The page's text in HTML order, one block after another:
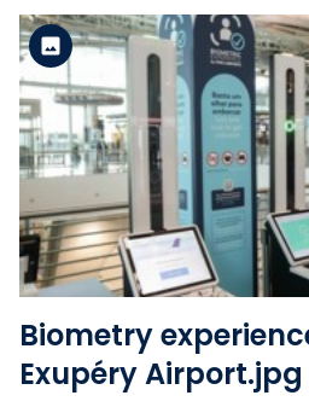
Voir le
Version
Biometry
Exupéry Airport.jpg